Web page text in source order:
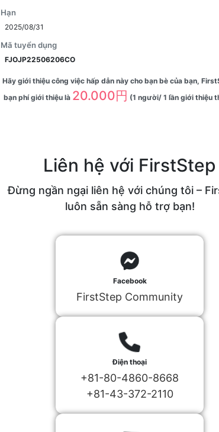
Hạn
2025/08/31
Mã tuyển dụng
FJOJP22506206CO
Hãy giới thiệu công việc hấp dẫn này cho bạn bè của bạn,
bạn phí giới thiệu là 20.000円 (1 người/ 1 lần giới thiệu
Liên hệ với FirstStep
Đừng ngần ngại liên hệ với chúng tôi –
luôn sẵn sàng hỗ trợ bạn!
Facebook
FirstStep Community
Điện thoại
+81-80-4860-8668
+81-43-372-2110